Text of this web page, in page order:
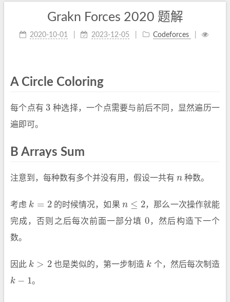
Grakn Forces 2020 题解
2020-10-01 2023-12-05 Codeforces
A Circle Coloring
每个点有 3
3 种选择，一个点需要与前后不同，显然遍历一
遍即可。
B Arrays Sum
注意到，每种数有多个并没有用，假设一共有 n
n 种数。
考虑 k = 2
k=2 的时候情况，如果 n ≤ 2
n≤2
，那么一次操作就能
完成，否则之后每次前面一部分填 0
0 ，然后构造下一个
数。
因此 k > 2
k>2 也是类似的，第一步制造 k
k 个，然后每次制造
k − 1
k−1 。